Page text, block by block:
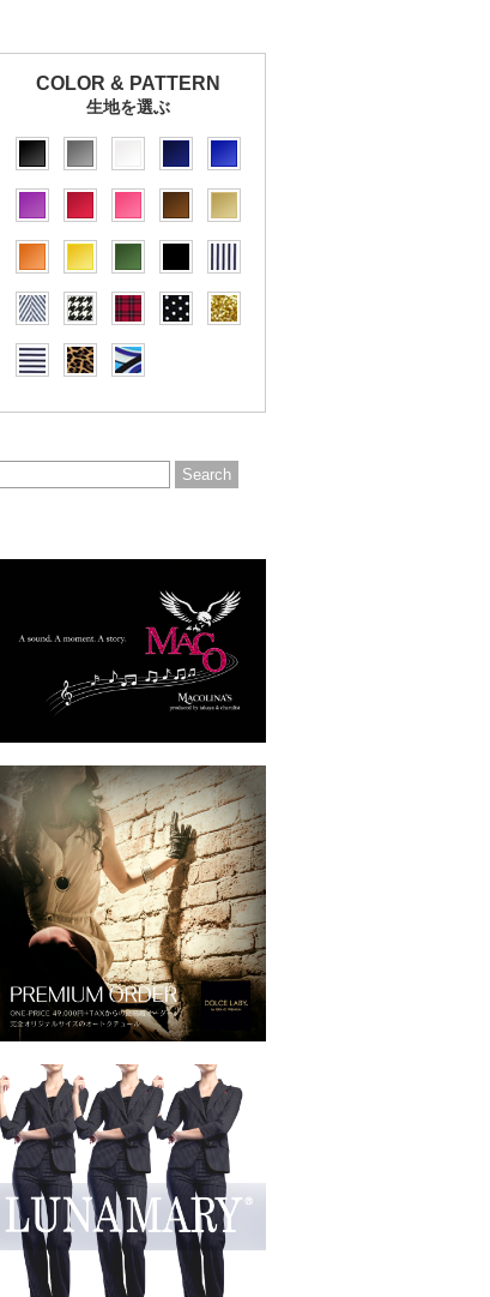
COLOR & PATTERN
生地を選ぶ